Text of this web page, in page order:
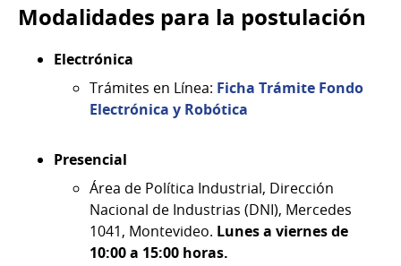
Modalidades para la postulación
Electrónica
Trámites en Línea: Ficha Trámite Fondo
Electrónica y Robótica
Presencial
Área de Política Industrial, Dirección
Nacional de Industrias (DNI), Mercedes
1041, Montevideo. Lunes a viernes de
10:00 a 15:00 horas.